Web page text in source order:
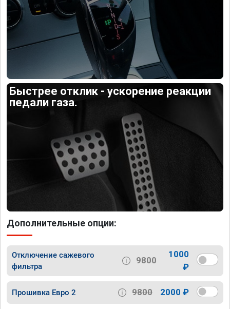
Быстрее отклик - ускорение реакции
педали газа.
Дополнительные опции:
Отключение сажевого
фильтра
9800
1000
₽
Прошивка Евро 2 9800 2000 ₽